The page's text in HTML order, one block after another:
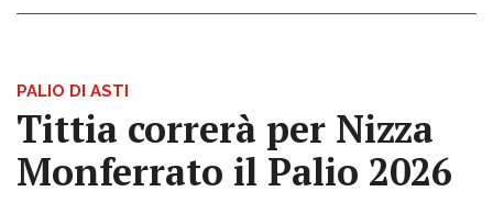
PALIO DI ASTI
Tittia correrà per Nizza
Monferrato il Palio 2026